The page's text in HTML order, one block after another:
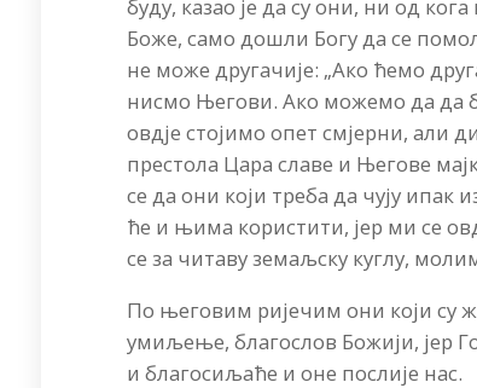
буду, казао је да су они, ни од
Боже, само дошли Богу да се
не може другачије: „Ако ћемо
нисмо Његови. Ако можемо да да
овдје стојимо опет смјерни, али
престола Цара славе и Његове
се да они који треба да чују ипак
ће и њима користити, јер ми се
се за читаву земаљску куглу,
По његовим ријечим они који су
умиљење, благослов Божији, јер
и благосиљаће и оне послије нас.